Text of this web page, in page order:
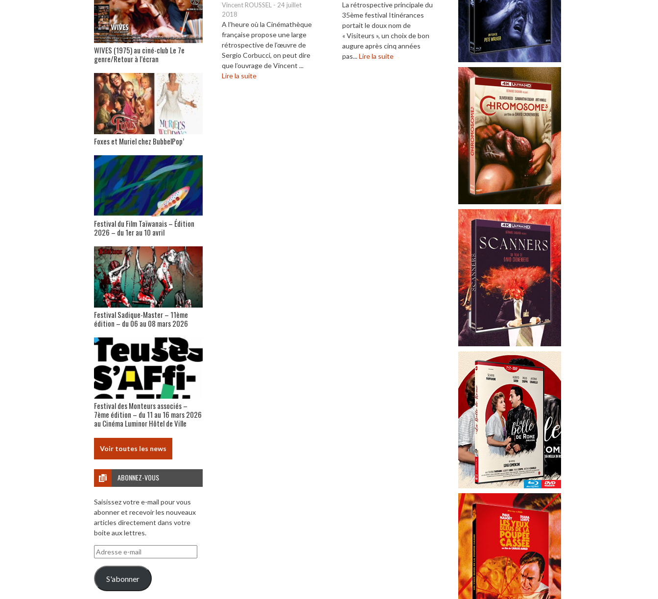
Vincent ROUSSEL - 24 juillet
2018
A l’heure où la Cinémathèque
française propose une large
rétrospective de l’œuvre de
Sergio Corbucci, on peut dire
que l’ouvrage de Vincent ...
Lire la suite
La rétrospective principale du
35ème festival Itinérances
portait le doux nom de
« Visiteurs », un choix de bon
augure après cinq années
pas...Lire la suite
WIVES (1975) au ciné-club Le 7e
genre/Retour à l’écran
Foxes et Muriel chez BubbelPop’
Festival du Film Taïwanais – Édition
2026 – du 1er au 10 avril
Festival Sadique-Master – 11ème
édition – du 06 au 08 mars 2026
Festival des Monteurs associés –
7ème édition – du 11 au 16 mars 2026
au Cinéma Luminor Hôtel de Ville
Voir toutes les news
ABONNEZ-VOUS
Saisissez votre e-mail pour vous
abonner et recevoir les nouveaux
articles directement dans votre
boite aux lettres.
Adresse
e-
mail
S'abonner